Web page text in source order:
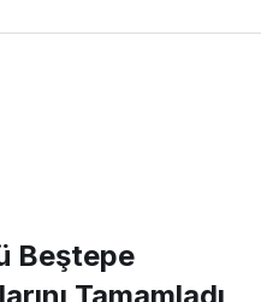
Beştepe